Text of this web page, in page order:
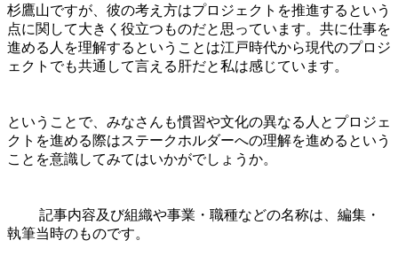
杉鷹山ですが、彼の考え方はプロジェクトを推進するという
点に関して大きく役立つものだと思っています。共に仕事を
進める人を理解するということは江戸時代から現代のプロジ
ェクトでも共通して言える肝だと私は感じています。
ということで、みなさんも慣習や文化の異なる人とプロジェ
クトを進める際はステークホルダーへの理解を進めるという
ことを意識してみてはいかがでしょうか。
記事内容及び組織や事業・職種などの名称は、編集・
執筆当時のものです。